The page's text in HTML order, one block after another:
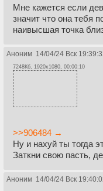
Мне кажется если
значит что она тебя
наивысшая точка
Аноним 14/04/24 Вск
7248Кб, 1920x1080, 00:00:10
>>906484 →
Ну и нахуй ты тогда
Заткни свою пасть,
Аноним 14/04/24 Вск